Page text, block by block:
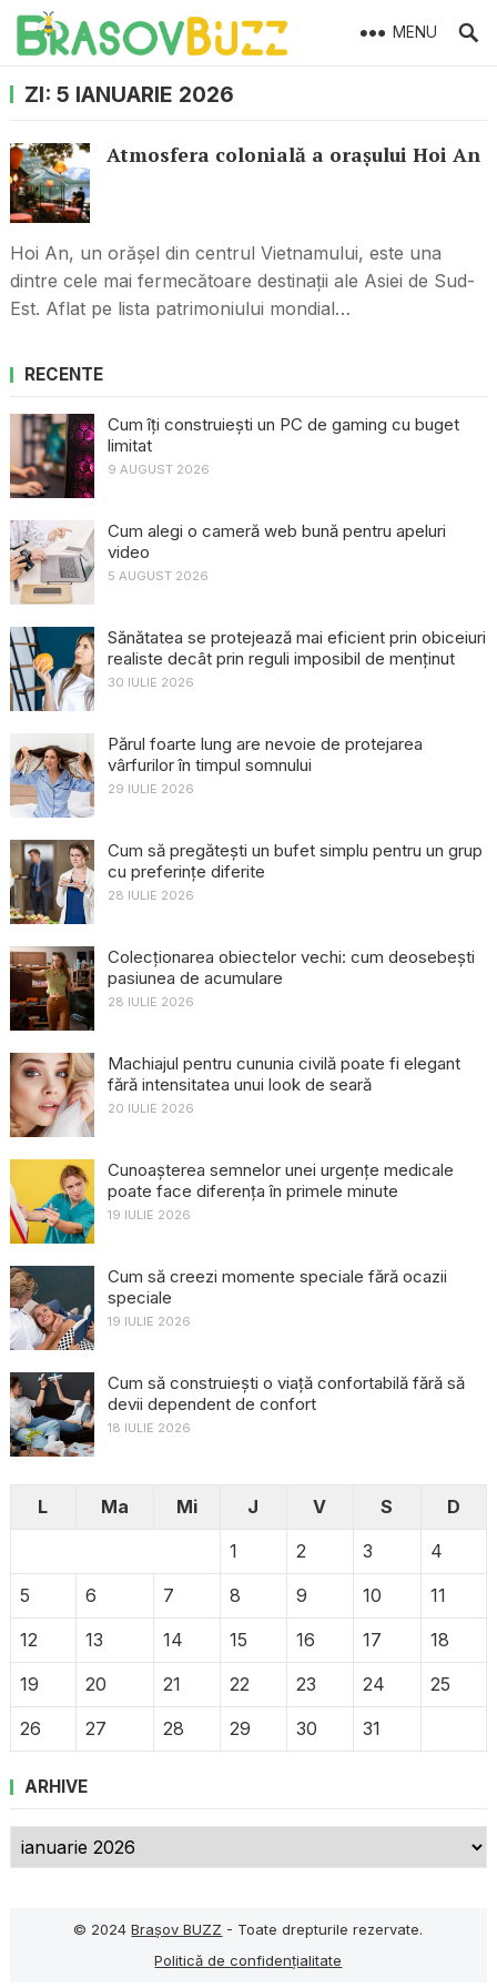
MENU
ZI: 5 IANUARIE 2026
Atmosfera colonială a orașului Hoi An
Hoi An, un orășel din centrul Vietnamului, este una
dintre cele mai fermecătoare destinații ale Asiei de Sud-
Est. Aflat pe lista patrimoniului mondial…
RECENTE
Cum îți construiești un PC de gaming cu buget
limitat
9 AUGUST 2026
Cum alegi o cameră web bună pentru apeluri
video
5 AUGUST 2026
Sănătatea se protejează mai eficient prin obiceiuri
realiste decât prin reguli imposibil de menținut
30 IULIE 2026
Părul foarte lung are nevoie de protejarea
vârfurilor în timpul somnului
29 IULIE 2026
Cum să pregătești un bufet simplu pentru un grup
cu preferințe diferite
28 IULIE 2026
Colecționarea obiectelor vechi: cum deosebești
pasiunea de acumulare
28 IULIE 2026
Machiajul pentru cununia civilă poate fi elegant
fără intensitatea unui look de seară
20 IULIE 2026
Cunoașterea semnelor unei urgențe medicale
poate face diferența în primele minute
19 IULIE 2026
Cum să creezi momente speciale fără ocazii
speciale
19 IULIE 2026
Cum să construiești o viață confortabilă fără să
devii dependent de confort
18 IULIE 2026
L Ma Mi J V S
D
1
2 3
4
5
6 7 8 9 10
11
12
13 14 15 16 17
18
19
20 21 22 23 24
25
26
27 28 29 30 31
ARHIVE
Arhive
© 2024Brașov BUZZ - Toate drepturile rezervate.
Politică de confidențialitate